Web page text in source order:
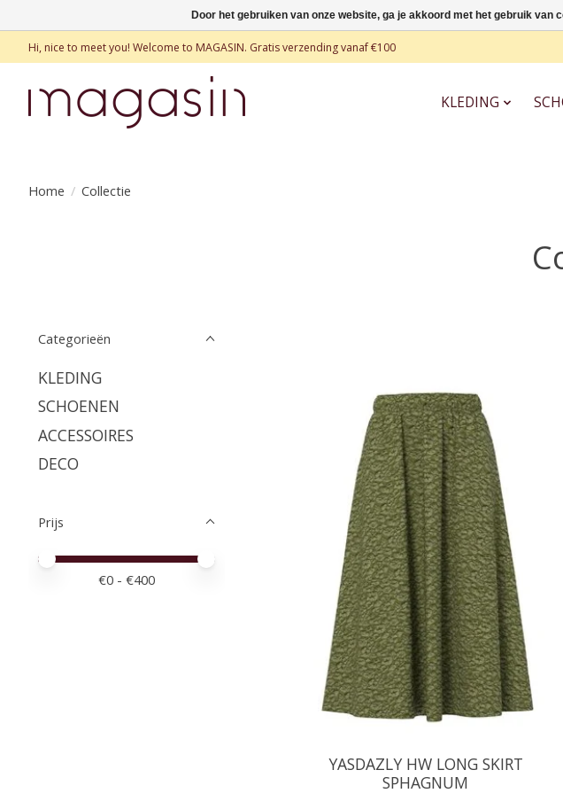
Hi, nice to meet you! Welcome to MAGASIN. Gratis verzending vanaf €100
KLEDING
Home / Collectie
Categorieën
KLEDING
SCHOENEN
ACCESSOIRES
DECO
Prijs
Minimale prijswaarde
Price maximum value
€0 - €400
YASDAZLY HW LONG SKIRT
SPHAGNUM
Door het gebruiken van onze website, ga je akkoord met het gebruik van